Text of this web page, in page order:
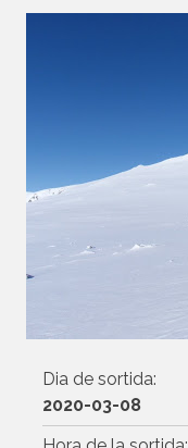
Dia de sortida:
2020-03-08